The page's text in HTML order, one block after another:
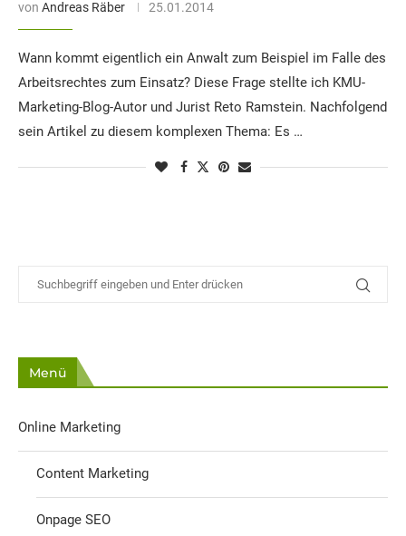
von Andreas Räber 25.01.2014
Wann kommt eigentlich ein Anwalt zum Beispiel im Falle des
Arbeitsrechtes zum Einsatz? Diese Frage stellte ich KMU-
Marketing-Blog-Autor und Jurist Reto Ramstein. Nachfolgend
sein Artikel zu diesem komplexen Thema: Es …
Menü
Online Marketing
Content Marketing
Onpage SEO